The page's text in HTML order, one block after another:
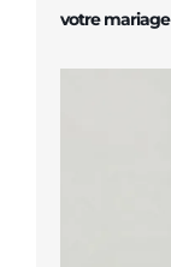
votre mariage